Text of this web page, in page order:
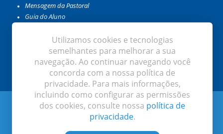
Mensagem da Pastoral
Guia do Aluno
Catálogo da Biblioteca
Meu EduConnect
Encontro com as Profissões
Instituto de Educação Ivoti. Todos os direitos reservados
Utilizamos cookies e tecnologias
semelhantes para melhorar a sua
navegação. Ao continuar navegando você
concorda com a nossa política de
privacidade. Para mais informações,
incluindo como configurar as permissões
dos cookies, consulte nossa política de
privacidade.